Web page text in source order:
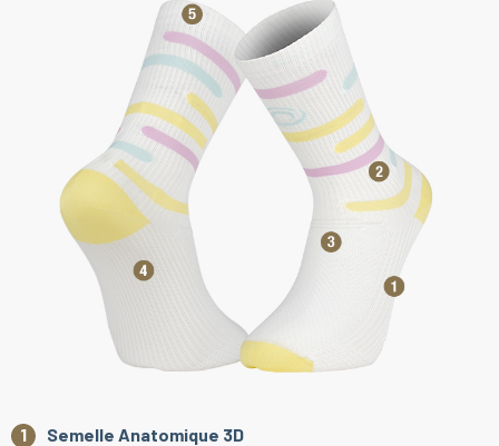
Semelle Anatomique 3D